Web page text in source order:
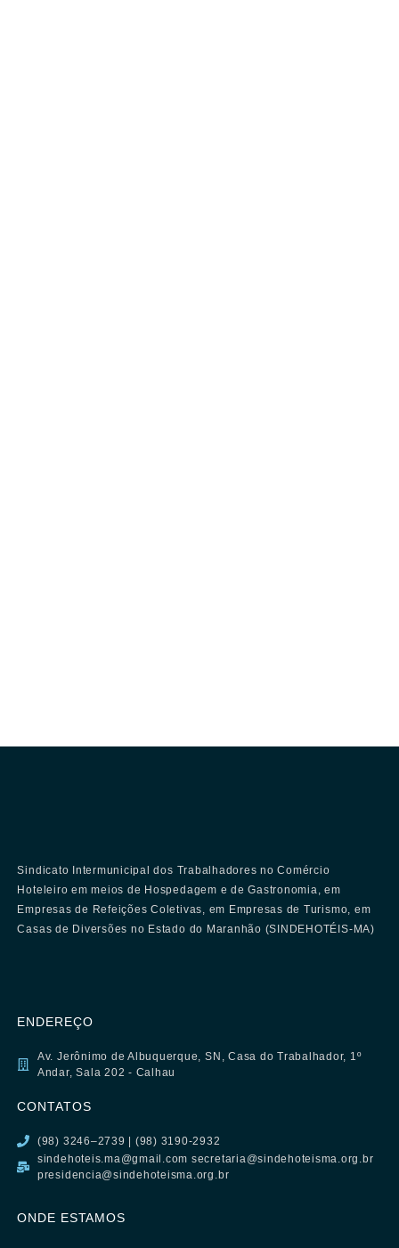
Sindicato Intermunicipal dos Trabalhadores no Comércio
Hoteleiro em meios de Hospedagem e de Gastronomia, em
Empresas de Refeições Coletivas, em Empresas de Turismo, em
Casas de Diversões no Estado do Maranhão (SINDEHOTÉIS-MA)
ENDEREÇO
Av. Jerônimo de Albuquerque, SN, Casa do Trabalhador, 1º
Andar, Sala 202 - Calhau
CONTATOS
(98) 3246–2739 | (98) 3190-2932
sindehoteis.ma@gmail.com secretaria@sindehoteisma.org.br
presidencia@sindehoteisma.org.br
ONDE ESTAMOS